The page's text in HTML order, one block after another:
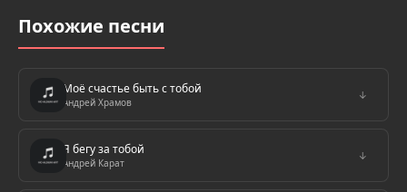
Похожие песни
Моё счастье быть с тобой
Андрей Храмов
↓
Я бегу за тобой
Андрей Карат
↓